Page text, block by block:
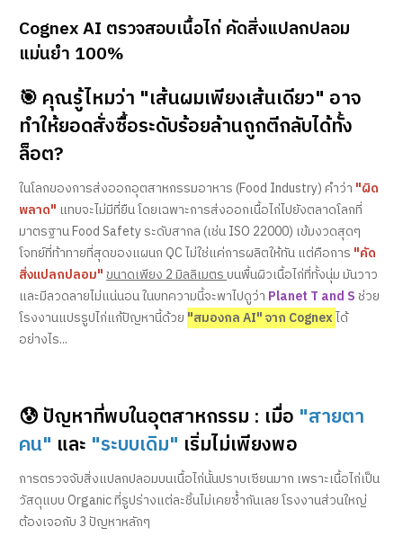
Cognex AI ตรวจสอบเนื้อไก่ คัดสิ่งแปลกปลอม
แม่นยำ 100%
🎯 คุณรู้ไหมว่า "เส้นผมเพียงเส้นเดียว" อาจ
ทำให้ยอดสั่งซื้อระดับร้อยล้านถูกตีกลับได้ทั้ง
ล็อต?
ในโลกของการส่งออกอุตสาหกรรมอาหาร (Food Industry) คำว่า "ผิด
พลาด" แทบจะไม่มีที่ยืน โดยเฉพาะการส่งออกเนื้อไก่ไปยังตลาดโลกที่
มาตรฐาน Food Safety ระดับสากล (เช่น ISO 22000) เข้มงวดสุดๆ
โจทย์ที่ท้าทายที่สุดของแผนก QC ไม่ใช่แค่การผลิตให้ทัน แต่คือการ "คัด
สิ่งแปลกปลอม"ขนาดเพียง 2 มิลลิเมตรบนพื้นผิวเนื้อไก่ที่ทั้งนุ่ม มันวาว
และมีลวดลายไม่แน่นอน ในบทความนี้จะพาไปดูว่า Planet T and Sช่วย
โรงงานแปรรูปไก่แก้ปัญหานี้ด้วย "สมองกล AI" จาก Cognexได้
อย่างไร...
😰 ปัญหาที่พบในอุตสาหกรรม : เมื่อ "สายตา
คน" และ "ระบบเดิม" เริ่มไม่เพียงพอ
การตรวจจับสิ่งแปลกปลอมบนเนื้อไก่นั้นปราบเซียนมาก เพราะเนื้อไก่เป็น
วัสดุแบบ Organic ที่รูปร่างแต่ละชิ้นไม่เคยซ้ำกันเลย โรงงานส่วนใหญ่
ต้องเจอกับ 3 ปัญหาหลักๆ